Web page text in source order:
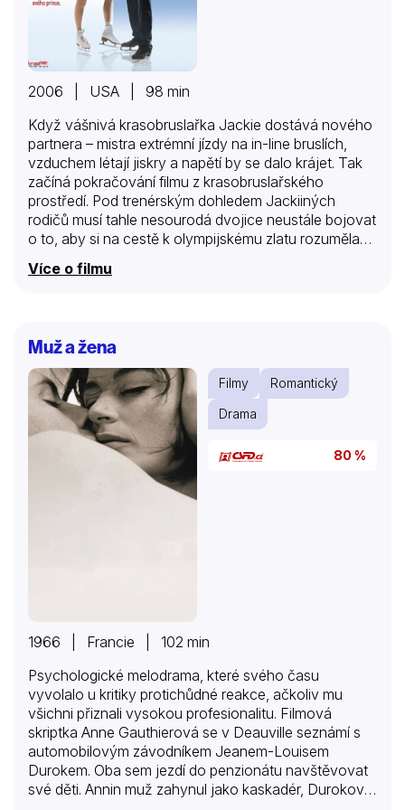
2006 | USA | 98 min
Když vášnivá krasobruslařka Jackie dostává nového
partnera – mistra extrémní jízdy na in-line bruslích,
vzduchem létají jiskry a napětí by se dalo krájet. Tak
začíná pokračování filmu z krasobruslařského
prostředí. Pod trenérským dohledem Jackiiných
rodičů musí tahle nesourodá dvojice neustále bojovat
o to, aby si na cestě k olympijskému zlatu rozuměla
na ledě i mimo něj…
Více o filmu
Muž a žena
Filmy
Romantický
Drama
80 %
1966 | Francie | 102 min
Psychologické melodrama, které svého času
vyvolalo u kritiky protichůdné reakce, ačkoliv mu
všichni přiznali vysokou profesionalitu. Filmová
skriptka Anne Gauthierová se v Deauville seznámí s
automobilovým závodníkem Jeanem-Louisem
Durokem. Oba sem jezdí do penzionátu navštěvovat
své děti. Annin muž zahynul jako kaskadér, Durokova